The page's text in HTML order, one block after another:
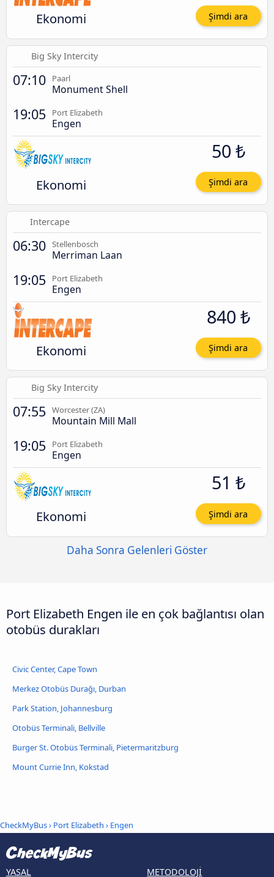
Ekonomi Şimdi ara
Big Sky Intercity
07:10 Paarl
Monument Shell
19:05 Port Elizabeth
Engen
Ekonomi
50 ₺
Şimdi ara
Intercape
06:30 Stellenbosch
Merriman Laan
19:05 Port Elizabeth
Engen
Ekonomi
840 ₺
Şimdi ara
Big Sky Intercity
07:55 Worcester (ZA)
Mountain Mill Mall
19:05 Port Elizabeth
Engen
Ekonomi
51 ₺
Şimdi ara
Daha Sonra Gelenleri Göster
Port Elizabeth Engen ile en çok bağlantısı olan
otobüs durakları
Civic Center, Cape Town
Merkez Otobüs Durağı, Durban
Park Station, Johannesburg
Otobüs Terminali, Bellville
Burger St. Otobüs Terminali, Pietermaritzburg
Mount Currie Inn, Kokstad
CheckMyBus› Port Elizabeth › Engen
YASAL METODOLOJI